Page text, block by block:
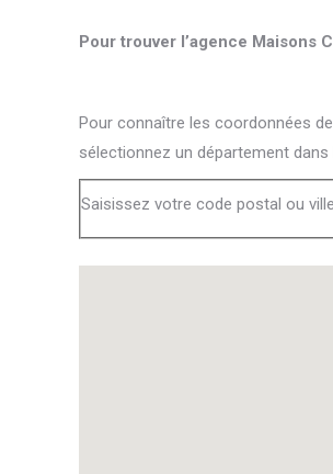
Pour trouver l’agence Maisons
Pour connaître les coordonnées
sélectionnez un département dans
Saisissez votre code postal ou ville